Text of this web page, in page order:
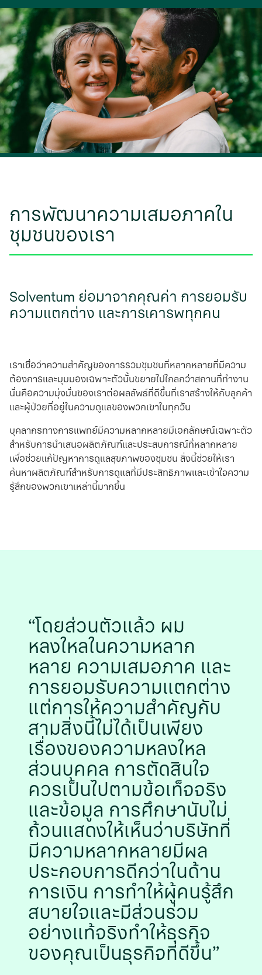
การพัฒนาความเสมอภาคใน
ชุมชนของเรา
Solventum ย่อมาจากคุณค่า การยอมรับ
ความแตกต่าง และการเคารพทุกคน
เราเชื่อว่าความสําคัญของการรวมชุมชนที่หลากหลายที่มีความ
ต้องการและมุมมองเฉพาะตัวนั้นขยายไปไกลกว่าสถานที่ทํางาน
นั่นคือความมุ่งมั่นของเราต่อผลลัพธ์ที่ดีขึ้นที่เราสร้างให้กับลูกค้า
และผู้ป่วยที่อยู่ในความดูแลของพวกเขาในทุกวัน
บุคลากรทางการแพทย์มีความหลากหลายมีเอกลักษณ์เฉพาะตัว
สำหรับการนำเสนอผลิตภัณฑ์และประสบการณ์ที่หลากหลาย
เพื่อช่วยแก้ปัญหาการดูแลสุขภาพของชุมชน สิ่งนี้ช่วยให้เรา
ค้นหาผลิตภัณฑ์สำหรับการดูแลที่มีประสิทธิภาพและเข้าใจความ
รู้สึกของพวกเขาเหล่านี้มากขึ้น
โดยส่วนตัวแล้ว ผม
หลงใหลในความหลาก
หลาย ความเสมอภาค และ
การยอมรับความแตกต่าง
แต่การให้ความสำคัญกับ
สามสิ่งนี้ไม่ได้เป็นเพียง
เรื่องของความหลงใหล
ส่วนบุคคล การตัดสินใจ
ควรเป็นไปตามข้อเท็จจริง
และข้อมูล การศึกษานับไม่
ถ้วนแสดงให้เห็นว่าบริษัทที่
มีความหลากหลายมีผล
ประกอบการดีกว่าในด้าน
การเงิน การทําให้ผู้คนรู้สึก
สบายใจและมีส่วนร่วม
อย่างแท้จริงทําให้ธุรกิจ
ของคุณเป็นธุรกิจที่ดีขึ้น